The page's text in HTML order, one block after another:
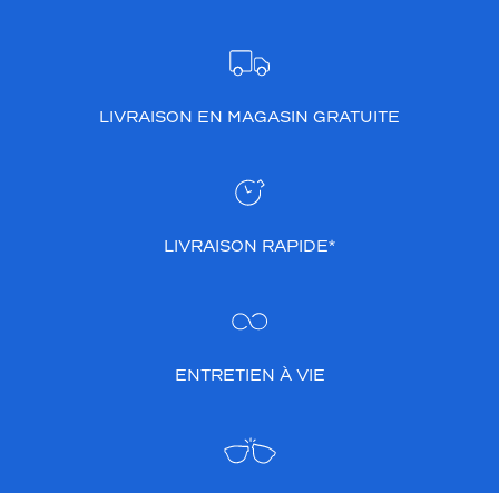
LIVRAISON EN MAGASIN GRATUITE
LIVRAISON RAPIDE*
ENTRETIEN À VIE